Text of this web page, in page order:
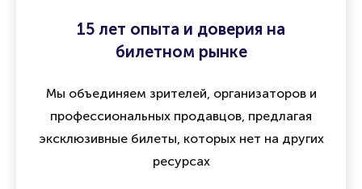
15 лет опыта и доверия на
билетном рынке
Мы объединяем зрителей, организаторов и
профессиональных продавцов, предлагая
эксклюзивные билеты, которых нет на других
ресурсах